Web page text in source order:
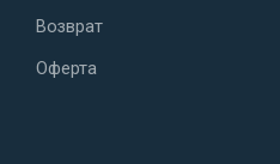
Возврат
Оферта